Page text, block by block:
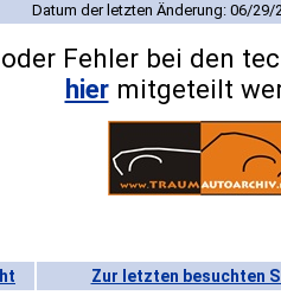
Datum der letzten Änderung: 06/29/
Fehler bei den
hiermitgeteilt
Zur letzten besuchten